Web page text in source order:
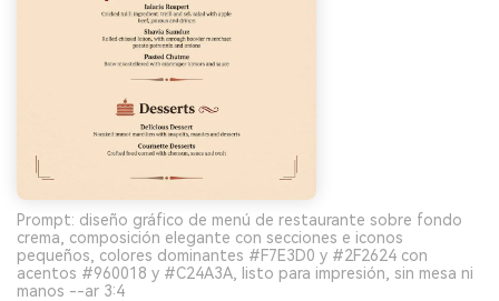
Prompt: diseño gráfico de menú de restaurante sobre fondo
crema, composición elegante con secciones e iconos
pequeños, colores dominantes #F7E3D0 y #2F2624 con
acentos #960018 y #C24A3A, listo para impresión, sin mesa ni
manos --ar 3:4